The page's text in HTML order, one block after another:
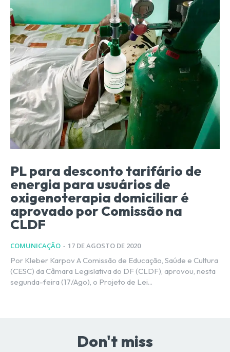
PL para desconto tarifário de
energia para usuários de
oxigenoterapia domiciliar é
aprovado por Comissão na
CLDF
COMUNICAÇÃO - 17 DE AGOSTO DE 2020
Por Kleber Karpov A Comissão de Educação, Saúde e Cultura
(CESC) da Câmara Legislativa do DF (CLDF), aprovou, nesta
segunda-feira (17/Ago), o Projeto de Lei...
Don't miss